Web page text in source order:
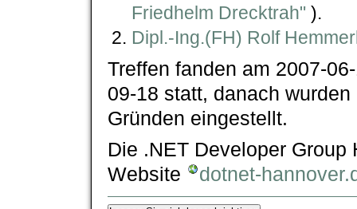
Friedhelm Drecktrah" ).
Dipl.-Ing.(FH) Rolf
Treffen fanden am 2007-
09-18 statt, danach
Gründen eingestellt.
Die .NET Developer
Website
dotnet-